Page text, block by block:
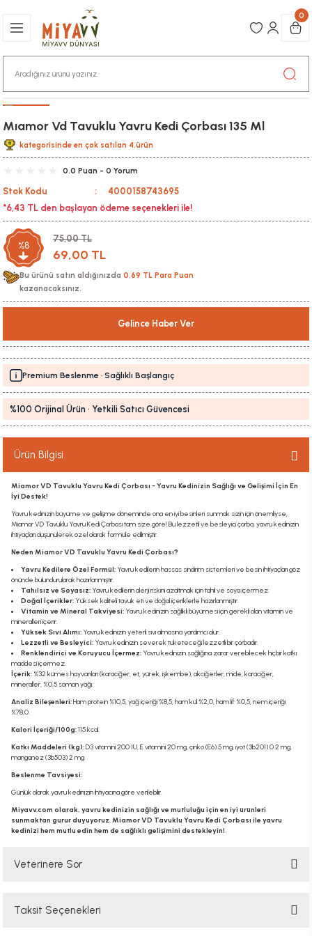
0
Mıamor Vd Tavuklu Yavru Kedi Çorbası 135 Ml
kategorisinde en çok satılan 4.ürün
0.0 Puan - 0 Yorum
Stok Kodu
4000158743695
*6,43 TL den başlayan ödeme seçenekleri ile!
%8
75,00 TL
69,00 TL
Bu ürünü satın aldığınızda 0,69 TL Para Puan
kazanacaksınız.
Gelince Haber Ver
Premium Beslenme · Sağlıklı Başlangıç
%100 Orijinal Ürün · Yetkili Satıcı Güvencesi
Ürün Bilgisi
Miamor VD Tavuklu Yavru Kedi Çorbası - Yavru Kedinizin Sağlığı ve Gelişimi İçin En
İyi Destek!
Yavru kedinizin büyüme ve gelişme döneminde ona en iyi besinleri sunmak sizin için önemliyse,
Miamor VD Tavuklu Yavru Kedi Çorbası tam size göre! Bu lezzetli ve besleyici çorba, yavru kedinizin
ihtiyaçları düşünülerek özel olarak formüle edilmiştir.
Neden Miamor VD Tavuklu Yavru Kedi Çorbası?
Yavru Kedilere Özel Formül: Yavru kedilerin hassas sindirim sistemleri ve besin ihtiyaçları göz
önünde bulundurularak hazırlanmıştır.
Tahılsız ve Soyasız: Yavru kedilerin alerji riskini azaltmak için tahıl ve soya içermez.
Doğal İçerikler: Yüksek kaliteli tavuk eti ve doğal içeriklerle hazırlanmıştır.
Vitamin ve Mineral Takviyesi: Yavru kedinizin sağlıklı büyümesi için gerekli olan vitamin ve
mineralleri içerir.
Yüksek Sıvı Alımı: Yavru kedinizin yeterli sıvı almasına yardımcı olur.
Lezzetli ve Besleyici: Yavru kedinizin severek tüketeceği lezzetli bir çorbadır.
Renklendirici ve Koruyucu İçermez: Yavru kedinizin sağlığına zarar verebilecek hiçbir katkı
maddesi içermez.
İçerik: %32 kümes hayvanları (karaciğer, et, yürek, işkembe), akciğerler, mide, karaciğer,
mineraller, %0,5 somon yağı.
Analiz Bileşenleri:Ham protein %10,5, yağ içeriği %8,5, ham kül %2,0, ham lif %0,5, nem içeriği
%78,0.
Kalori İçeriği/100g:115 kcal.
Katkı Maddeleri (kg):D3 vitamini 200 IU, E vitamini 20 mg, çinko (E6) 5 mg, iyot (3b201) 0.2 mg,
manganez (3b503) 2 mg.
Beslenme Tavsiyesi:
Günlük olarak yavru kedinizin ihtiyacına göre verilebilir.
Miyavv.com olarak, yavru kedinizin sağlığı ve mutluluğu için en iyi ürünleri
sunmaktan gurur duyuyoruz. Miamor VD Tavuklu Yavru Kedi Çorbası ile yavru
kedinizi hem mutlu edin hem de sağlıklı gelişimini destekleyin!
Veterinere Sor
Sorularınızı buradan sorabilirsiniz. Veteriner ekibimiz en kısa sürede
Taksit Seçenekleri